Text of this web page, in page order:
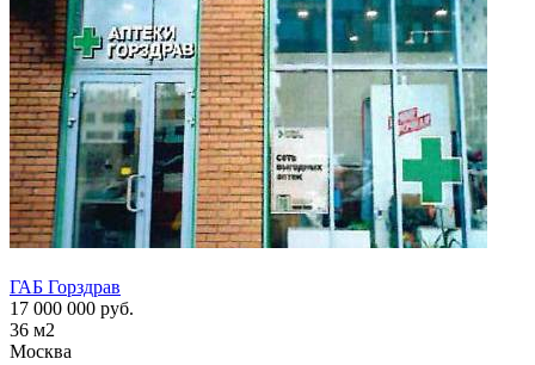
ГАБ Горздрав
17 000 000 руб.
36 м2
Москва